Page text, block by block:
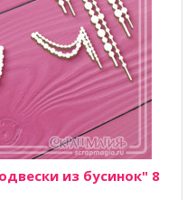
из бусинок" 8